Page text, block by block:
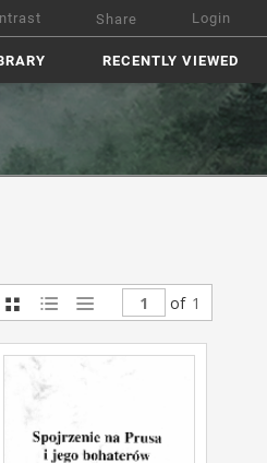
Share Login
RECENTLY VIEWED
of 1